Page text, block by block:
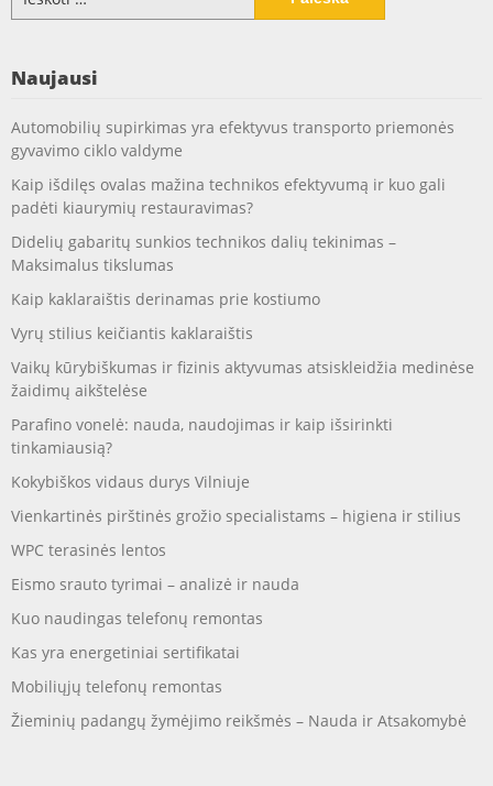
Naujausi
Automobilių supirkimas yra efektyvus transporto priemonės
gyvavimo ciklo valdyme
Kaip išdilęs ovalas mažina technikos efektyvumą ir kuo gali
padėti kiaurymių restauravimas?
Didelių gabaritų sunkios technikos dalių tekinimas –
Maksimalus tikslumas
Kaip kaklaraištis derinamas prie kostiumo
Vyrų stilius keičiantis kaklaraištis
Vaikų kūrybiškumas ir fizinis aktyvumas atsiskleidžia medinėse
žaidimų aikštelėse
Parafino vonelė: nauda, naudojimas ir kaip išsirinkti
tinkamiausią?
Kokybiškos vidaus durys Vilniuje
Vienkartinės pirštinės grožio specialistams – higiena ir stilius
WPC terasinės lentos
Eismo srauto tyrimai – analizė ir nauda
Kuo naudingas telefonų remontas
Kas yra energetiniai sertifikatai
Mobiliųjų telefonų remontas
Žieminių padangų žymėjimo reikšmės – Nauda ir Atsakomybė